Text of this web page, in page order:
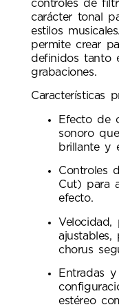
controles de
carácter tonal
estilos
permite crear
definidos tanto
grabaciones.
Características
Efecto de
sonoro
brillante y
Controles
Cut) para
efecto.
Velocidad,
ajustables,
chorus
Entradas
estéreo